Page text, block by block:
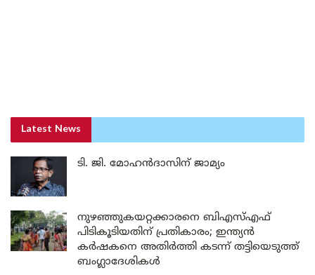
Latest News
ടി. ജി. മോഹൻദാസിന് ജാമ്യം
നുഴഞ്ഞുകയറ്റക്കാരനെ ബിഎസ്എഫ്
പിടികൂടിയതിന് പ്രതികാരം; ഇന്ത്യൻ
കർഷകനെ അതിർത്തി കടന്ന് തട്ടിയെടുത്ത്
ബംഗ്ലാദേശികൾ